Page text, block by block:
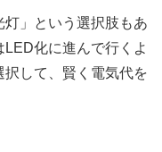
灯」という選択肢もあ
化に進んで行くよ
択して、賢く電気代を